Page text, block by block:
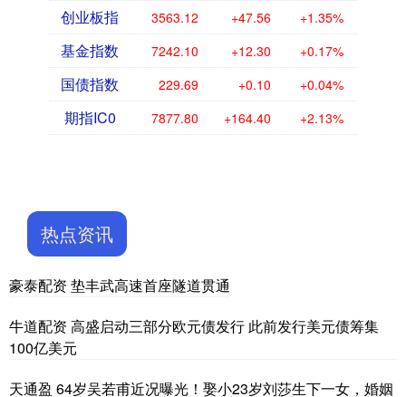
创业板指 3563.12 +47.56 +1.35%
基金指数 7242.10 +12.30 +0.17%
国债指数 229.69 +0.10 +0.04%
期指IC0 7877.80 +164.40 +2.13%
热点资讯
豪泰配资 垫丰武高速首座隧道贯通
牛道配资 高盛启动三部分欧元债发行 此前发行美元债筹集
100亿美元
天通盈 64岁吴若甫近况曝光！娶小23岁刘莎生下一女，婚姻